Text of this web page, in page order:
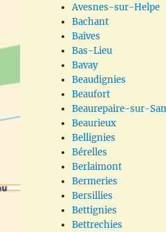
Avesnes-sur-Helpe
Bachant
Baives
Bas-Lieu
Bavay
Beaudignies
Beaufort
Beaurepaire-sur-
Beaurieux
Bellignies
Bérelles
Berlaimont
Bermeries
Bersillies
Bettignies
Bettrechies